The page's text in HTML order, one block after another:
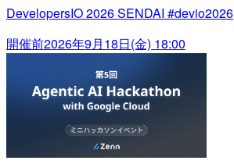
DevelopersIO 2026 SENDAI #devio2026
開催前2026年9月18日(金) 18:00